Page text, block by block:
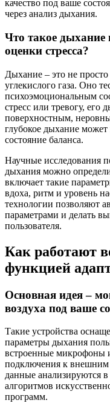
качество под ваше
через анализ дыхания.
Что такое
оценки стресса?
Дыхание – это не
углекислого газа. Оно
психоэмоциональным
стресс или тревогу, его
поверхностным,
глубокое дыхание
состояние баланса.
Научные исследования
дыхания можно
включает такие
вдоха, ритм и уровень
технологии позволяют
параметрами и делать
пользователя.
Как работают
функцией
Основная идея –
воздуха под ваше
Такие устройства
параметры дыхания
встроенные микрофоны
подключения к
данные анализируются
алгоритмов
программ.